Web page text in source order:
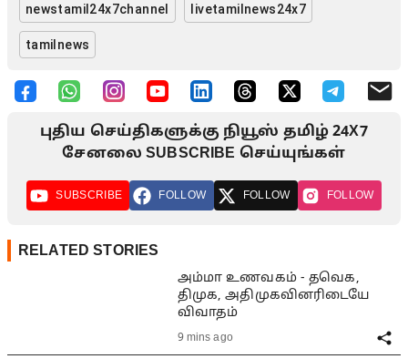
newstamil24x7channel livetamilnews24x7
tamilnews
புதிய செய்திகளுக்கு நியூஸ் தமிழ் 24X7
சேனலை SUBSCRIBE செய்யுங்கள்
SUBSCRIBE FOLLOW FOLLOW FOLLOW
RELATED STORIES
அம்மா உணவகம் - தவெக,
திமுக, அதிமுகவினரிடையே
விவாதம்
9 mins ago